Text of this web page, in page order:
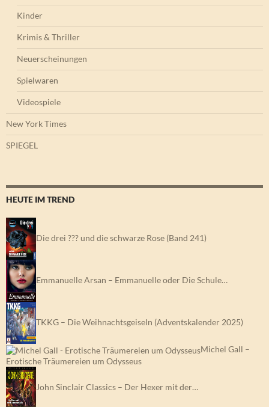
Kinder
Krimis & Thriller
Neuerscheinungen
Spielwaren
Videospiele
New York Times
SPIEGEL
HEUTE IM TREND
Die drei ??? und die schwarze Rose (Band 241)
Emmanuelle Arsan – Emmanuelle oder Die Schule…
TKKG – Die Weihnachtsgeiseln (Adventskalender 2025)
Michel Gall –
Erotische Träumereien um Odysseus
John Sinclair Classics – Der Hexer mit der…